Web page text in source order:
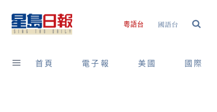
content
粵語台 國語台
首頁 電子報 美國 國際